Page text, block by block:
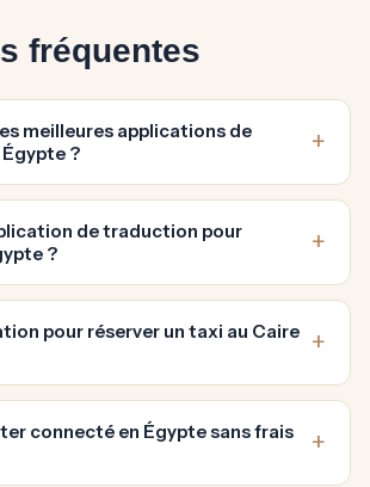
fréquentes
meilleures applications de
?
de traduction pour
?
pour réserver un taxi au Caire
connecté en Égypte sans frais